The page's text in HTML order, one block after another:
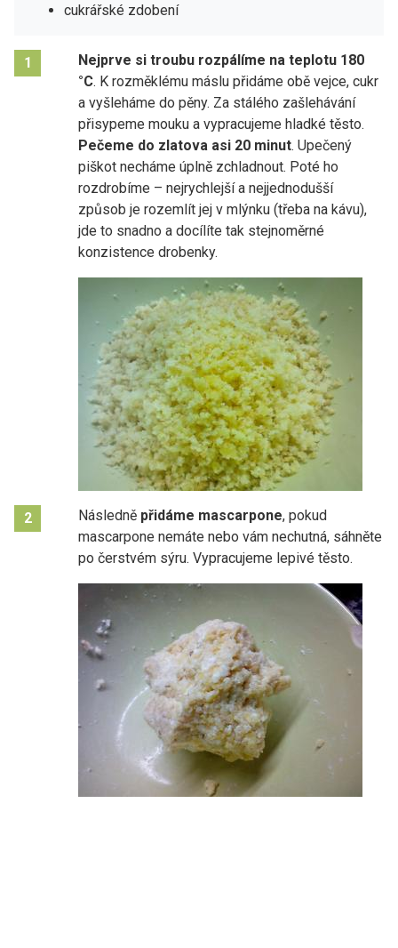
cukrářské zdobení
1
Nejprve si troubu rozpálíme na teplotu 180
°C. K rozměklému máslu přidáme obě vejce, cukr
a vyšleháme do pěny. Za stálého zašlehávání
přisypeme mouku a vypracujeme hladké těsto.
Pečeme do zlatova asi 20 minut. Upečený
piškot necháme úplně zchladnout. Poté ho
rozdrobíme – nejrychlejší a nejjednodušší
způsob je rozemlít jej v mlýnku (třeba na kávu),
jde to snadno a docílíte tak stejnoměrné
konzistence drobenky.
2 Následně přidáme mascarpone, pokud
mascarpone nemáte nebo vám nechutná, sáhněte
po čerstvém sýru. Vypracujeme lepivé těsto.